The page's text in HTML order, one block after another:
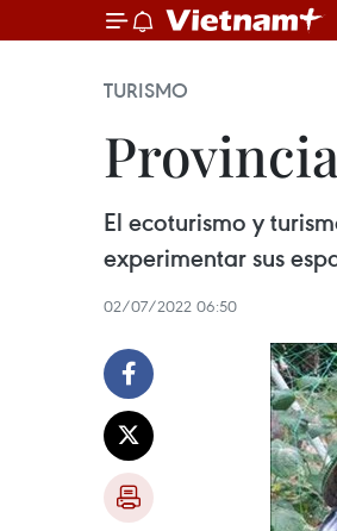
TURISMO
El ecoturismo y
experimentar sus
02/07/2022 06:50